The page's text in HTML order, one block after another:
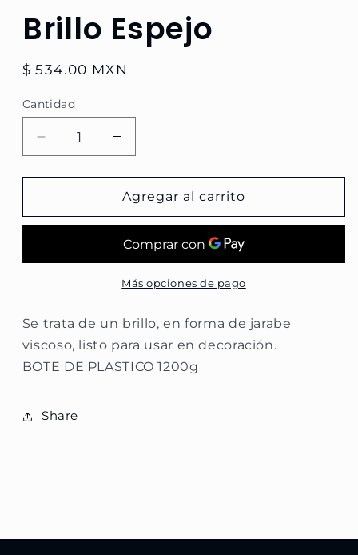
ventana
modal
Brillo Espejo
Precio
$ 534.00 MXN
Cantidad
Reducir
cantidad
para
Espejo
Aumentar
cantidad
para
Brillo
Espejo
Agregar al carrito
Más opciones de pago
Se trata de un brillo, en forma de jarabe
viscoso, listo para usar en decoración.
BOTE DE PLASTICO 1200g
Share